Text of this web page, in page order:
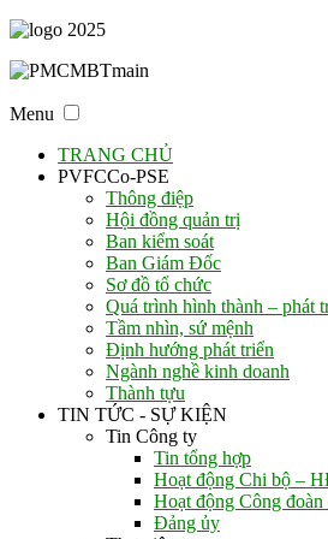
Menu
TRANG CHỦ
PVFCCo-PSE
Thông điệp
Hội đồng quản trị
Ban kiểm soát
Ban Giám Đốc
Sơ đồ tổ chức
Quá trình hình thành – phát
Tầm nhìn, sứ mệnh
Định hướng phát triển
Ngành nghề kinh doanh
Thành tựu
TIN TỨC - SỰ KIỆN
Tin Công ty
Tin tổng hợp
Hoạt động Chi bộ –
Hoạt động Công
Đảng ủy